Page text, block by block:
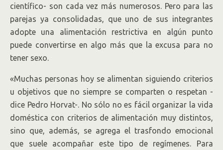
científico- son cada vez más numerosos. Pero para las
parejas ya consolidadas, que uno de sus integrantes
adopte una alimentación restrictiva en algún punto
puede convertirse en algo más que la excusa para no
tener sexo.
«Muchas personas hoy se alimentan siguiendo criterios
u objetivos que no siempre se comparten o respetan -
dice Pedro Horvat-. No sólo no es fácil organizar la vida
doméstica con criterios de alimentación muy distintos,
sino que, además, se agrega el trasfondo emocional
que suele acompañar este tipo de regímenes. Para